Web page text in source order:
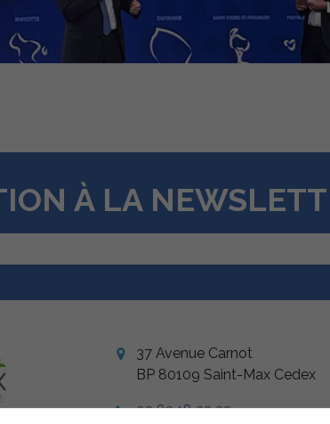
À LA
37 Avenue Carnot
BP 80109 Saint-Max Cedex
03 83 18 32 32